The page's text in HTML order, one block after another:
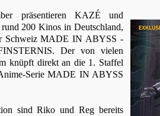
präsentieren KAZÉ und
200 Kinos in Deutschland,
Schweiz MADE IN ABYSS -
Der von vielen
knüpft direkt an die 1. Staffel
Serie MADE IN ABYSS
sind Riko und Reg bereits